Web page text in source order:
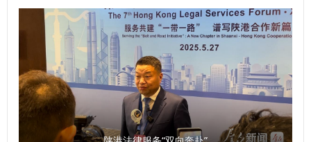
国建设贡献力量的青春答卷。 （供稿：民商法学院 撰稿：张
智超 审核：朱茂）